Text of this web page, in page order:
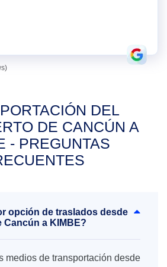
DEL
DE CANCÚN A
- PREGUNTAS
opción de traslados desde
Cancún a KIMBE?
medios de transportación desde